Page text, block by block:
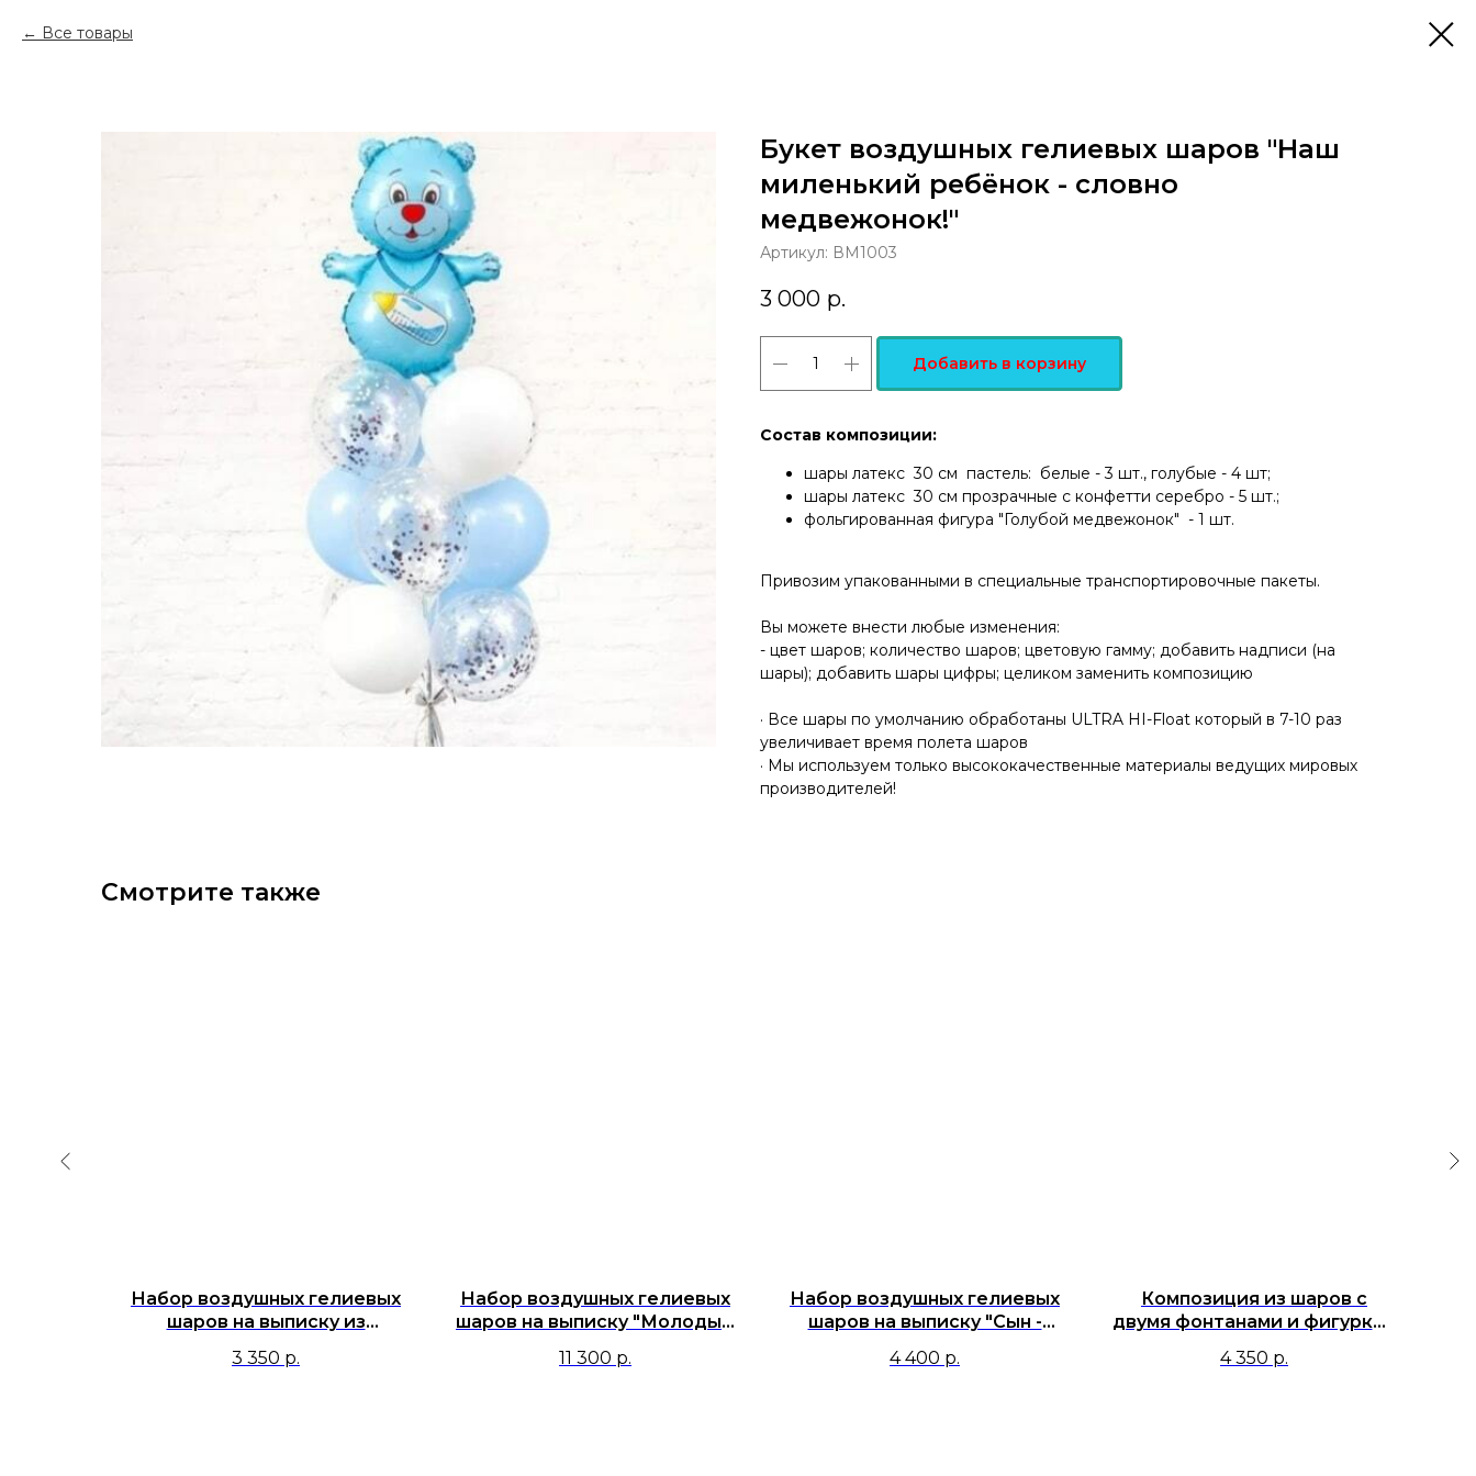
Все товары
Букет воздушных гелиевых шаров "Наш
миленький ребёнок - словно
медвежонок!"
Артикул: ВМ1003
3 000 р.
Добавить в корзину
Состав композиции:
шары латекс 30 см пастель: белые - 3 шт., голубые - 4 шт;
шары латекс 30 см прозрачные с конфетти серебро - 5 шт.;
фольгированная фигура "Голубой медвежонок" - 1 шт.
Привозим упакованными в специальные транспортировочные пакеты.
Вы можете внести любые изменения:
- цвет шаров; количество шаров; цветовую гамму; добавить надписи (на
шары); добавить шары цифры; целиком заменить композицию
· Все шары по умолчанию обработаны ULTRA HI-Float который в 7-10 раз
увеличивает время полета шаров
· Мы используем только высококачественные материалы ведущих мировых
производителей!
Смотрите также
Набор воздушных гелиевых
шаров на выписку из
за сына!"
3 350 р.
Набор воздушных гелиевых
шаров на выписку "Молодым
отцом!"
11 300 р.
Набор воздушных гелиевых
шаров на выписку "Сын -
награду!"
4 400 р.
Композиция из шаров с
двумя фонтанами и фигуркой
4 350 р.